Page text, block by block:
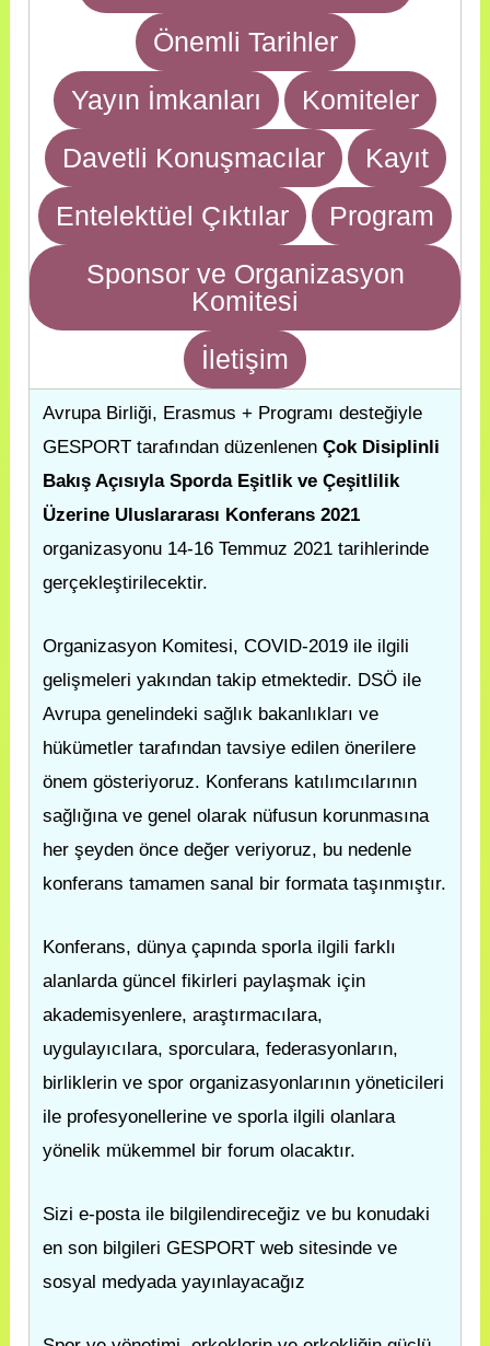
Önemli Tarihler
Yayın İmkanları
Komiteler
Davetli Konuşmacılar
Kayıt
Entelektüel Çıktılar
Program
Sponsor ve Organizasyon
Komitesi
İletişim
Avrupa Birliği, Erasmus + Programı desteğiyle
GESPORT tarafından düzenlenenÇok Disiplinli
Bakış Açısıyla Sporda Eşitlik ve Çeşitlilik
Üzerine Uluslararası Konferans 2021
organizasyonu 14-16 Temmuz 2021 tarihlerinde
gerçekleştirilecektir.
Organizasyon Komitesi, COVID-2019 ile ilgili
gelişmeleri yakından takip etmektedir. DSÖ ile
Avrupa genelindeki sağlık bakanlıkları ve
hükümetler tarafından tavsiye edilen önerilere
önem gösteriyoruz. Konferans katılımcılarının
sağlığına ve genel olarak nüfusun korunmasına
her şeyden önce değer veriyoruz, bu nedenle
konferans tamamen sanal bir formata taşınmıştır.
Konferans, dünya çapında sporla ilgili farklı
alanlarda güncel fikirleri paylaşmak için
akademisyenlere, araştırmacılara,
uygulayıcılara, sporculara, federasyonların,
birliklerin ve spor organizasyonlarının yöneticileri
ile profesyonellerine ve sporla ilgili olanlara
yönelik mükemmel bir forum olacaktır.
Sizi e-posta ile bilgilendireceğiz ve bu konudaki
en son bilgileri GESPORT web sitesinde ve
sosyal medyada yayınlayacağız